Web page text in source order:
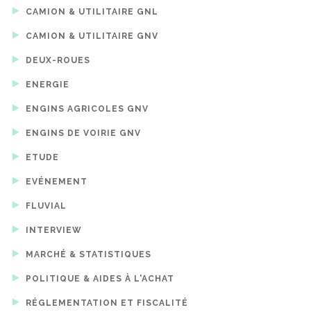
CAMION & UTILITAIRE GNL
CAMION & UTILITAIRE GNV
DEUX-ROUES
ENERGIE
ENGINS AGRICOLES GNV
ENGINS DE VOIRIE GNV
ETUDE
EVÉNEMENT
FLUVIAL
INTERVIEW
MARCHÉ & STATISTIQUES
POLITIQUE & AIDES À L'ACHAT
RÉGLEMENTATION ET FISCALITÉ